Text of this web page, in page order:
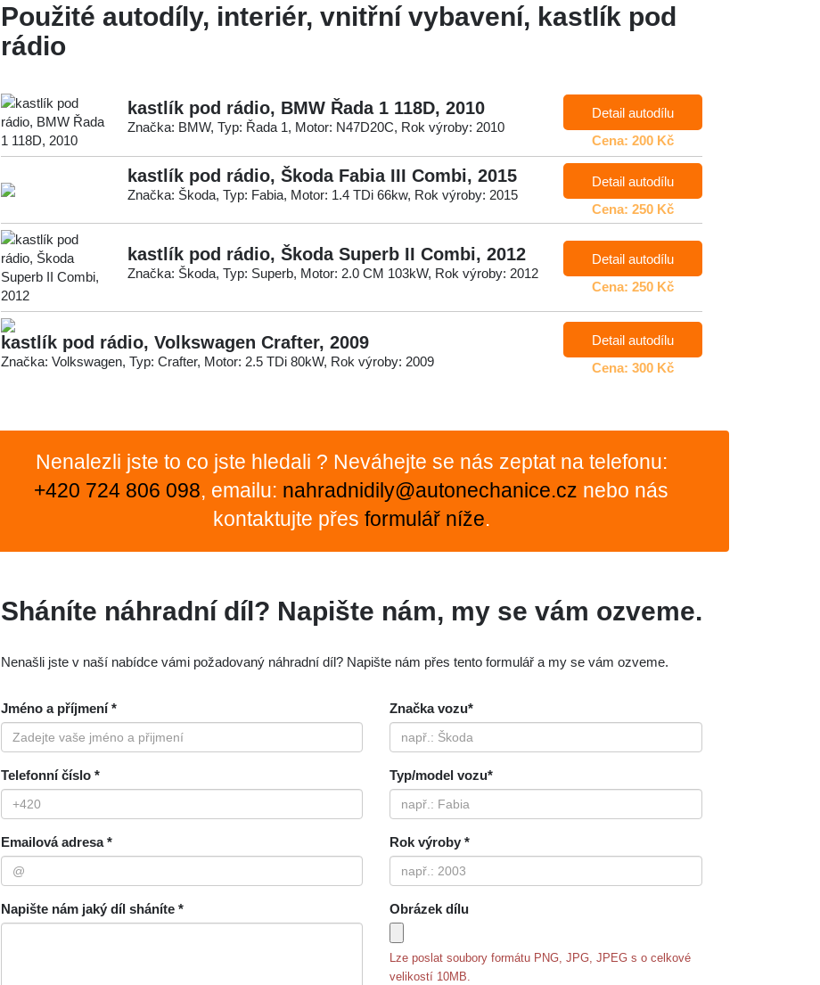
Použité autodíly, interiér, vnitřní vybavení, kastlík pod
rádio
kastlík pod rádio, BMW Řada 1 118D, 2010
Značka: BMW, Typ: Řada 1, Motor: N47D20C, Rok výroby: 2010
Detail autodílu
Cena: 200 Kč
kastlík pod rádio, Škoda Fabia III Combi, 2015
Značka: Škoda, Typ: Fabia, Motor: 1.4 TDi 66kw, Rok výroby: 2015
Detail autodílu
Cena: 250 Kč
kastlík pod rádio, Škoda Superb II Combi, 2012
Značka: Škoda, Typ: Superb, Motor: 2.0 CM 103kW, Rok výroby: 2012
Detail autodílu
Cena: 250 Kč
kastlík pod rádio, Volkswagen Crafter, 2009
Značka: Volkswagen, Typ: Crafter, Motor: 2.5 TDi 80kW, Rok výroby: 2009
Detail autodílu
Cena: 300 Kč
Nenalezli jste to co jste hledali ? Neváhejte se nás zeptat na telefonu:
+420 724 806 098, emailu: nahradnidily@autonechanice.cz nebo nás
kontaktujte přes formulář níže.
Sháníte náhradní díl? Napište nám, my se vám ozveme.
Nenašli jste v naší nabídce vámi požadovaný náhradní díl? Napište nám přes tento formulář a my se vám ozveme.
Jméno a příjmení *
Telefonní číslo *
Emailová adresa *
Napište nám jaký díl sháníte *
Značka vozu*
Typ/model vozu*
Rok výroby *
Obrázek dílu
Lze poslat soubory formátu PNG, JPG, JPEG s o celkové
velikostí 10MB.